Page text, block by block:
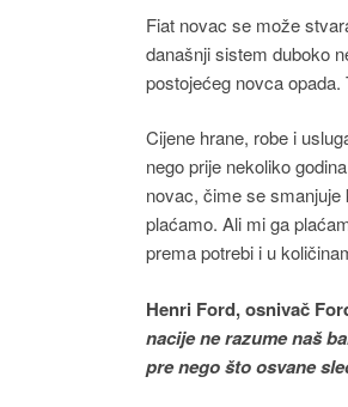
Fiat novac se može
današnji sistem duboko
postojećeg novca
Cijene hrane, robe i
nego prije nekoliko
novac, čime se
plaćamo. Ali mi ga
prema potrebi i u
Henri Ford, osnivač
nacije ne razume naš
pre nego što osvane